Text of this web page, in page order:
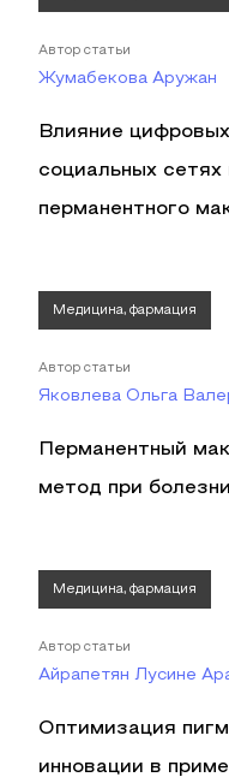
Автор статьи
Жумабекова Аружан
Влияние
социальных сетях
перманентного
Медицина, фармация
Автор статьи
Яковлева Ольга
Перманентный
метод при
Медицина, фармация
Автор статьи
Айрапетян Лусине
Оптимизация
инновации в